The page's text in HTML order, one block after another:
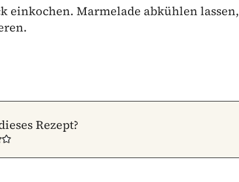
einkochen. Marmelade abkühlen lassen,
Rezept?